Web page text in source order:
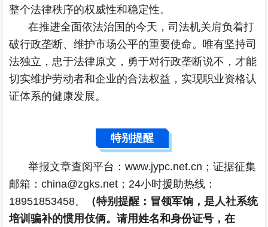
整个法律秩序的权威性和稳定性。
在推进全面依法治国的今天，司法机关肩负着打
破行政垄断、维护市场公平的重要使命。唯有坚持司
法独立，忠于法律原文，勇于对行政垄断说不，才能
切实维护劳动者和企业的合法权益，实现职业资格认
证体系的健康发展。
特别提醒
举报文章查阅平台：www.jypc.net.cn；证据征集
邮箱：china@zgks.net；24小时援助热线：
18951853458。
（特别提醒：冒领军饷，是人社系统
培训骗补的惯用伎俩。请用姓名和身份证号，在